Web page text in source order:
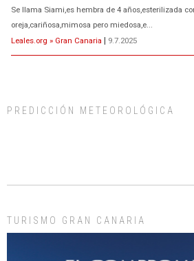
Se llama Siami,es hembra de 4 años,esterilizada
oreja,cariñosa,mimosa pero miedosa,e...
Leales.org » Gran Canaria
9.7.2025
días, ella incluida...
PREDICCIÓN METEOROLÓGICA
TURISMO GRAN CANARIA